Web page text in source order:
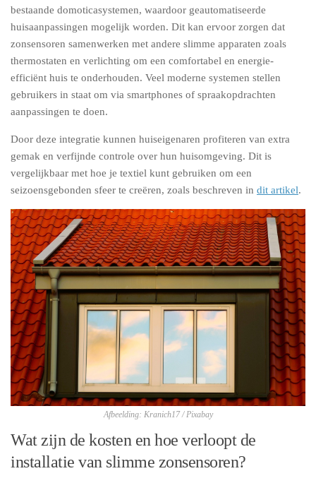
bestaande domoticasystemen, waardoor geautomatiseerde
huisaanpassingen mogelijk worden. Dit kan ervoor zorgen dat
zonsensoren samenwerken met andere slimme apparaten zoals
thermostaten en verlichting om een comfortabel en energie-
efficiënt huis te onderhouden. Veel moderne systemen stellen
gebruikers in staat om via smartphones of spraakopdrachten
aanpassingen te doen.
Door deze integratie kunnen huiseigenaren profiteren van extra
gemak en verfijnde controle over hun huisomgeving. Dit is
vergelijkbaar met hoe je textiel kunt gebruiken om een
seizoensgebonden sfeer te creëren, zoals beschreven in dit artikel.
Afbeelding: Kranich17 / Pixabay
Wat zijn de kosten en hoe verloopt de
installatie van slimme zonsensoren?